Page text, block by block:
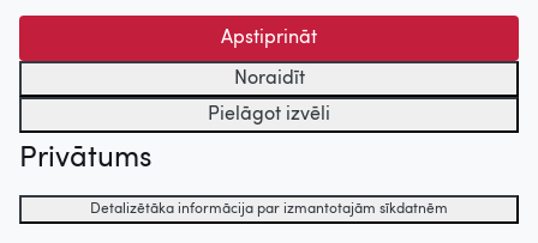
Apstiprināt
Noraidīt
Pielāgot izvēli
Privātums
Detalizētāka informācija par izmantotajām sīkdatnēm